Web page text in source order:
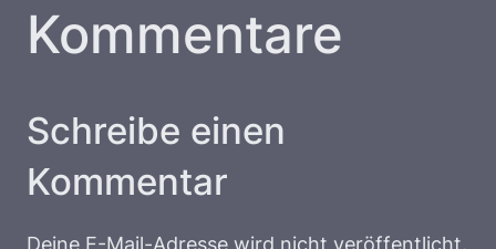
Kommentare
Schreibe einen
Kommentar
Deine E-Mail-Adresse wird nicht veröffentlicht.